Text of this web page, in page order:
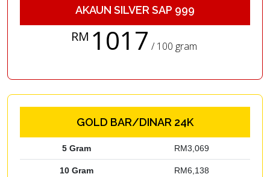
AKAUN SILVER SAP 999
RM 1017 / 100 gram
GOLD BAR/DINAR 24K
5 Gram RM3,069
10 Gram RM6,138